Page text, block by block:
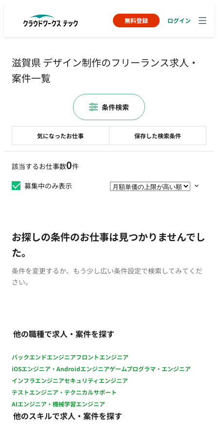
無料登録 ログイン
滋賀県 デザイン制作のフリーランス求人・
案件一覧
該当するお仕事数0件
募集中のみ表示
お探しの条件のお仕事は見つかりませんでし
た。
条件を変更するか、もう少し広い条件設定で検索してみてくだ
さい。
他の職種で求人・案件を探す
バックエンドエンジニアフロントエンジニア
iOSエンジニア・Androidエンジニアゲームプログラマ・エンジニア
インフラエンジニアセキュリティエンジニア
テストエンジニア・テクニカルサポート
AIエンジニア・機械学習エンジニア
他のスキルで求人・案件を探す
気になったお仕事 保存した検索条件
条件検索